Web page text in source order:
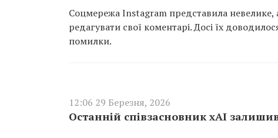
Соцмережа Instagram представила
редагувати свої коментарі. Досі їх
помилки.
12:06 29 Березня, 2026
Останній співзасновник xAI